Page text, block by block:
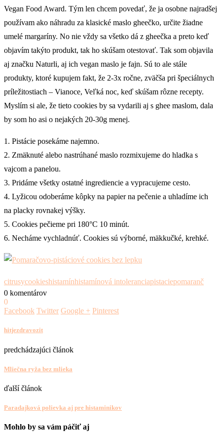
Vegan Food Award. Tým len chcem povedať, že ja osobne najradšej
používam ako náhradu za klasické maslo gheečko, určite žiadne
umelé margaríny. No nie vždy sa všetko dá z gheečka a preto keď
objavím takýto produkt, tak ho skúšam otestovať. Tak som objavila
aj značku Naturli, aj ich vegan maslo je fajn. Sú to ale stále
produkty, ktoré kupujem fakt, že 2-3x ročne, zväčša pri špeciálnych
príležitostiach – Vianoce, Veľká noc, keď skúšam rôzne recepty.
Myslím si ale, že tieto cookies by sa vydarili aj s ghee maslom, dala
by som ho asi o nejakých 20-30g menej.
1. Pistácie posekáme najemno.
2. Zmäknuté alebo nastrúhané maslo rozmixujeme do hladka s
vajcom a panelou.
3. Pridáme všetky ostatné ingrediencie a vypracujeme cesto.
4. Lyžicou odoberáme kôpky na papier na pečenie a uhladíme ich
na placky rovnakej výšky.
5. Cookies pečieme pri 180°C 10 minút.
6. Necháme vychladnúť. Cookies sú výborné, mäkkučké, krehké.
citrusycookieshistamínhistamínová intoleranciapistaciepomaranč
0 komentárov
0
Facebook Twitter Google + Pinterest
hitjezdravozit
predchádzajúci článok
Mliečna ryža bez mlieka
ďalší článok
Paradajková polievka aj pre histaminikov
Mohlo by sa vám páčiť aj